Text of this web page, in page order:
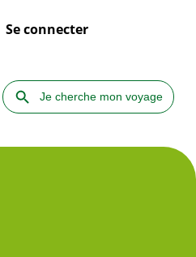
Se connecter
Search
for:
Search Button